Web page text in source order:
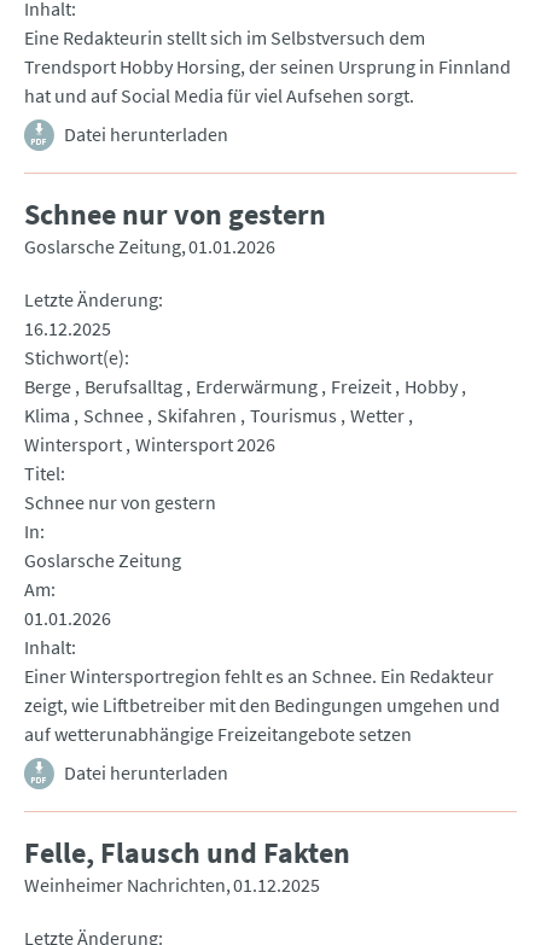
Inhalt
Eine Redakteurin stellt sich im Selbstversuch dem
Trendsport Hobby Horsing, der seinen Ursprung in Finnland
hat und auf Social Media für viel Aufsehen sorgt.
Datei herunterladen
Schnee nur von gestern
Goslarsche Zeitung 01.01.2026
Letzte Änderung
16.12.2025
Stichwort(e)
Berge Berufsalltag Erderwärmung Freizeit Hobby
Klima
Schnee Skifahren Tourismus Wetter
Wintersport Wintersport 2026
Titel
Schnee nur von gestern
In
Goslarsche Zeitung
Am
01.01.2026
Inhalt
Einer Wintersportregion fehlt es an Schnee. Ein Redakteur
zeigt, wie Liftbetreiber mit den Bedingungen umgehen und
auf wetterunabhängige Freizeitangebote setzen
Datei herunterladen
Felle, Flausch und Fakten
Weinheimer Nachrichten 01.12.2025
Letzte Änderung